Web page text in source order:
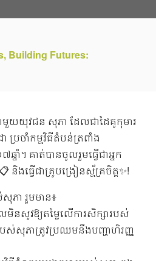
Building Futures:
មួយយុវជន សុភា ដែលជាដៃគូកុមារ
ប្រចាំកម្មវិធីតំបន់ត្រពាំង
ាំ។​ គាត់បានចូលរួមធ្វើជាអ្នក
និងធ្វើជាគ្រូបង្រៀនស្ម័គ្រចិត្ត✨!
ភា រួមមាន៖
នសូវឱ្យតម្លៃលើការសិក្សារបស់
ស់សុភាត្រូវប្រឈមនឹងបញ្ហាហិរញ្ញ